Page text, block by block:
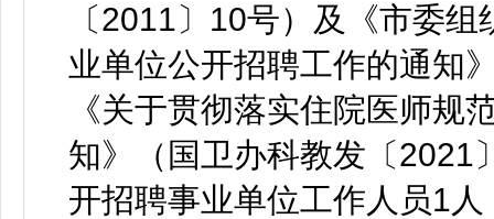
〔2011〕10号）及《市委
业单位公开招聘工作的通知
《关于贯彻落实住院医师规
知》（国卫办科教发〔2021
开招聘事业单位工作人员1